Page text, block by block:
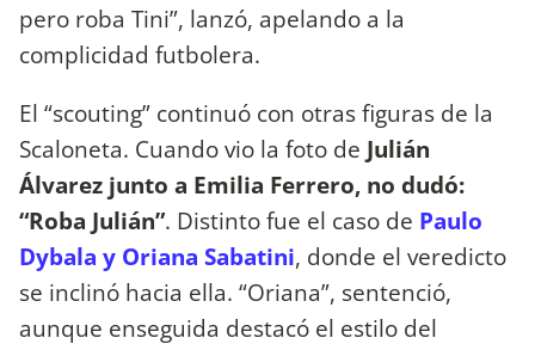
pero roba Tini”, lanzó, apelando a la
complicidad futbolera.
El “scouting” continuó con otras figuras de la
Scaloneta. Cuando vio la foto de Julián
Álvarez junto a Emilia Ferrero, no dudó:
“Roba Julián”. Distinto fue el caso de Paulo
Dybala y Oriana Sabatini, donde el veredicto
se inclinó hacia ella. “Oriana”, sentenció,
aunque enseguida destacó el estilo del